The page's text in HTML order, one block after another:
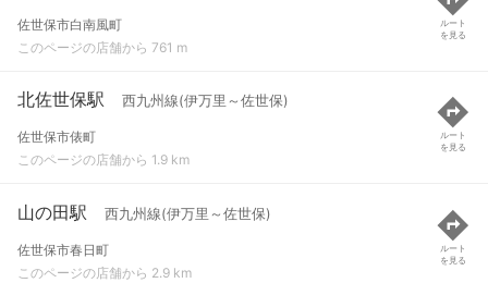
佐世保市白南風町
このページの店舗から 761 m
ルート
を見る
北佐世保駅 西九州線(伊万里～佐世保)
佐世保市俵町
このページの店舗から 1.9 km
ルート
を見る
山の田駅 西九州線(伊万里～佐世保)
佐世保市春日町
このページの店舗から 2.9 km
ルート
を見る